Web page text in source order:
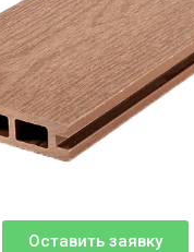
Оставить заявку